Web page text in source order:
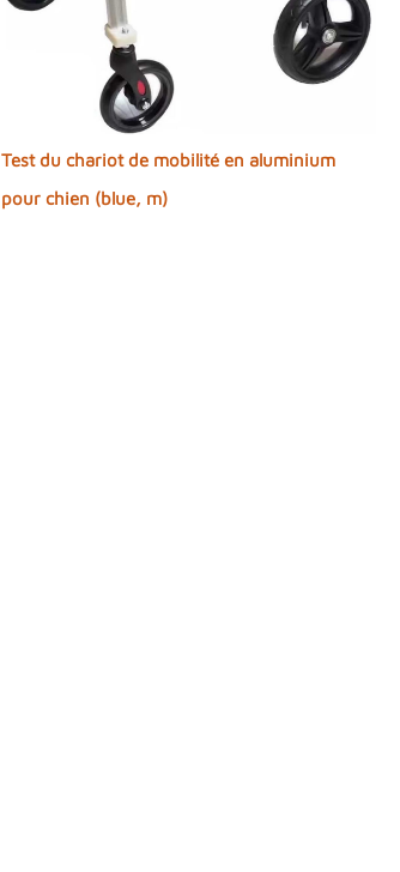
Test du chariot de mobilité en aluminium
pour chien (blue, m)